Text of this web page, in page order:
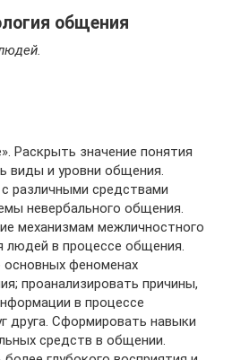
общения
Раскрыть значение понятия
виды и уровни общения.
различными средствами
невербального общения.
механизмам межличностного
людей в процессе общения.
феноменах
проанализировать причины,
в процессе
друга. Сформировать навыки
средств в общении.